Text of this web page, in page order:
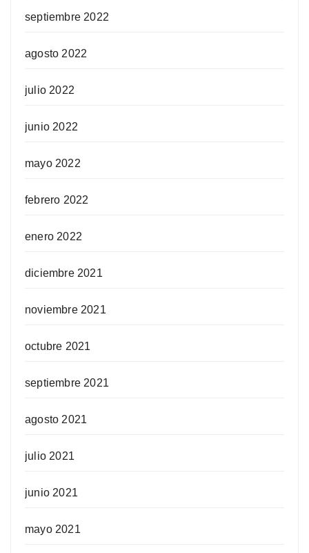
septiembre 2022
agosto 2022
julio 2022
junio 2022
mayo 2022
febrero 2022
enero 2022
diciembre 2021
noviembre 2021
octubre 2021
septiembre 2021
agosto 2021
julio 2021
junio 2021
mayo 2021